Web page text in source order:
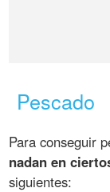
Pescado
Para conseguir
nadan en
siguientes: